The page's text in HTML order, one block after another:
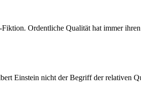
Ordentliche Qualität hat immer
Einstein nicht der Begriff der relativen